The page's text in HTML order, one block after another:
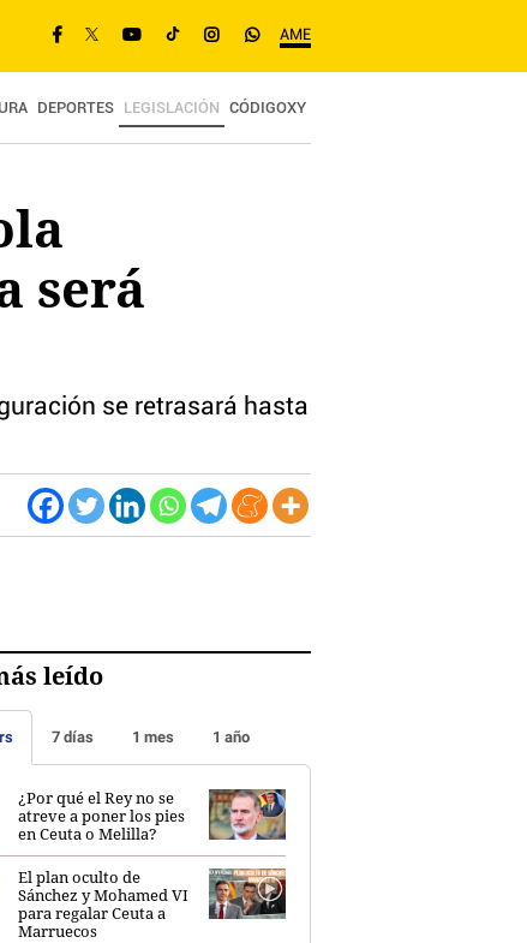
AME
DEPORTES LEGISLACIÓN CÓDIGOXY
será
se retrasará hasta
leído
7 días 1 mes 1 año
¿Por qué el Rey no se
atreve a poner los pies
en Ceuta o Melilla?
El plan oculto de
Sánchez y Mohamed VI
para regalar Ceuta a
Marruecos